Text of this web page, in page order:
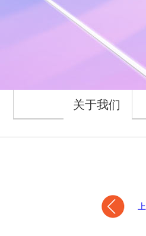
关于我们